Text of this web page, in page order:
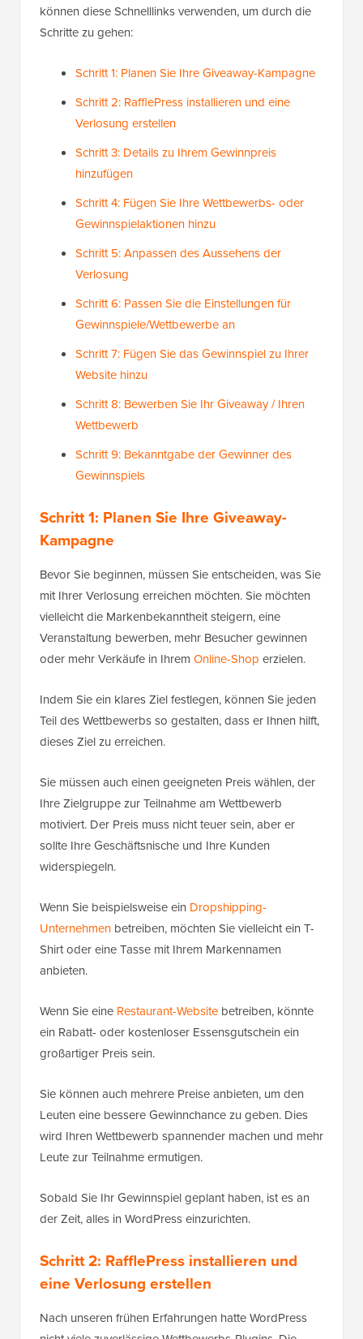
können diese Schnelllinks verwenden, um durch die
Schritte zu gehen:
Schritt 1: Planen Sie Ihre Giveaway-Kampagne
Schritt 2: RafflePress installieren und eine
Verlosung erstellen
Schritt 3: Details zu Ihrem Gewinnpreis
hinzufügen
Schritt 4: Fügen Sie Ihre Wettbewerbs- oder
Gewinnspielaktionen hinzu
Schritt 5: Anpassen des Aussehens der
Verlosung
Schritt 6: Passen Sie die Einstellungen für
Gewinnspiele/Wettbewerbe an
Schritt 7: Fügen Sie das Gewinnspiel zu Ihrer
Website hinzu
Schritt 8: Bewerben Sie Ihr Giveaway / Ihren
Wettbewerb
Schritt 9: Bekanntgabe der Gewinner des
Gewinnspiels
Schritt 1: Planen Sie Ihre Giveaway-
Kampagne
Bevor Sie beginnen, müssen Sie entscheiden, was Sie
mit Ihrer Verlosung erreichen möchten. Sie möchten
vielleicht die Markenbekanntheit steigern, eine
Veranstaltung bewerben, mehr Besucher gewinnen
oder mehr Verkäufe in Ihrem Online-Shop erzielen.
Indem Sie ein klares Ziel festlegen, können Sie jeden
Teil des Wettbewerbs so gestalten, dass er Ihnen hilft,
dieses Ziel zu erreichen.
Sie müssen auch einen geeigneten Preis wählen, der
Ihre Zielgruppe zur Teilnahme am Wettbewerb
motiviert. Der Preis muss nicht teuer sein, aber er
sollte Ihre Geschäftsnische und Ihre Kunden
widerspiegeln.
Wenn Sie beispielsweise ein Dropshipping-
Unternehmen betreiben, möchten Sie vielleicht ein T-
Shirt oder eine Tasse mit Ihrem Markennamen
anbieten.
Wenn Sie eine Restaurant-Website betreiben, könnte
ein Rabatt- oder kostenloser Essensgutschein ein
großartiger Preis sein.
Sie können auch mehrere Preise anbieten, um den
Leuten eine bessere Gewinnchance zu geben. Dies
wird Ihren Wettbewerb spannender machen und mehr
Leute zur Teilnahme ermutigen.
Sobald Sie Ihr Gewinnspiel geplant haben, ist es an
der Zeit, alles in WordPress einzurichten.
Schritt 2: RafflePress installieren und
eine Verlosung erstellen
Nach unseren frühen Erfahrungen hatte WordPress